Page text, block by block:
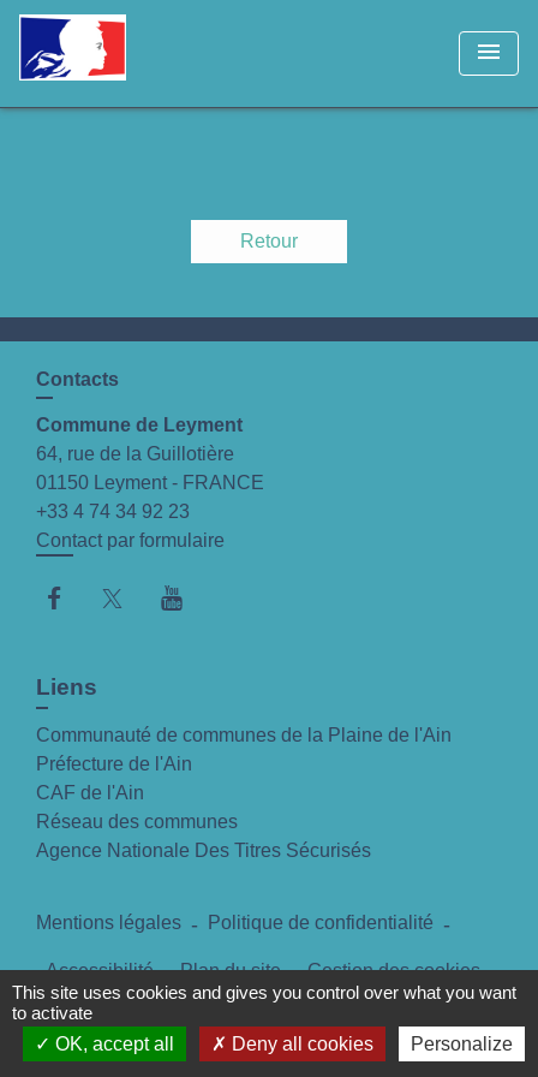
menu
Retour
Contacts
Commune de Leyment
64, rue de la Guillotière
01150 Leyment - FRANCE
+33 4 74 34 92 23
Contact par formulaire
Liens
Communauté de communes de la Plaine de l'Ain
Préfecture de l'Ain
CAF de l'Ain
Réseau des communes
Agence Nationale Des Titres Sécurisés
Mentions légales - Politique de confidentialité -
Accessibilité - Plan du site - Gestion des cookies
Site créé en partenariat avec Réseau des Communes
This site uses cookies and gives you control over what you want
to activate
OK, accept all
Deny all cookies Personalize